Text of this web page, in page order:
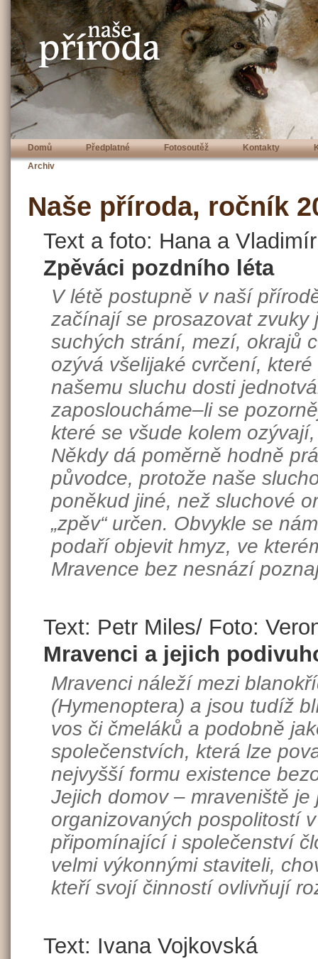
Domů Předplatné Fotosoutěž Kontakty
Archiv
Naše příroda, ročník
Text a foto: Hana a
Zpěváci pozdního léta
V létě postupně v naší
začínají se prosazovat zvuky
suchých strání, mezí, okrajů
ozývá všelijaké cvrčení,
našemu sluchu dosti
zaposloucháme–li se
které se všude kolem
Někdy dá poměrně hodně
původce, protože naše
poněkud jiné, než sluchové
„zpěv“ určen. Obvykle se
podaří objevit hmyz, ve
Mravence bez nesnází
Text: Petr Miles/ Foto:
Mravenci a jejich
Mravenci náleží mezi
(Hymenoptera) a jsou tudíž
vos či čmeláků a podobně
společenstvích, která lze
nejvyšší formu existence
Jejich domov – mraveniště
organizovaných pospolitostí
připomínající i společenství
velmi výkonnými staviteli,
kteří svojí činností ovlivňují
Text: Ivana Vojkovská